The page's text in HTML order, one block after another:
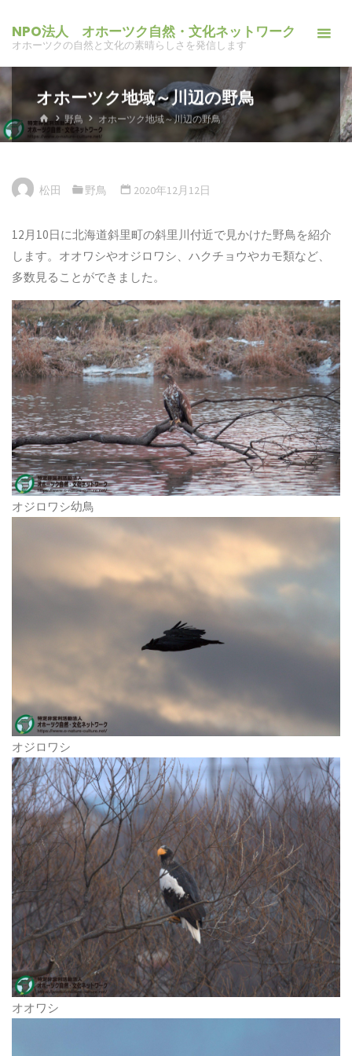
ン
ツ
へ
ス
NPO法人 オホーツク自然・文化ネットワーク
オホーツクの自然と文化の素晴らしさを発信します
オホーツク地域～川辺の野鳥
ホ
ー
ム
野鳥 オホーツク地域～川辺の野鳥
松田 野鳥 2020年12月12日
12月10日に北海道斜里町の斜里川付近で見かけた野鳥を紹介
します。オオワシやオジロワシ、ハクチョウやカモ類など、
多数見ることができました。
オジロワシ幼鳥
オジロワシ
オオワシ